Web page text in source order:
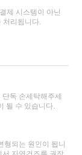
제 시스템이 아닌
리됩니다.
독 손세탁해주세
될 수 있습니다.
형되는 원인이 됩니